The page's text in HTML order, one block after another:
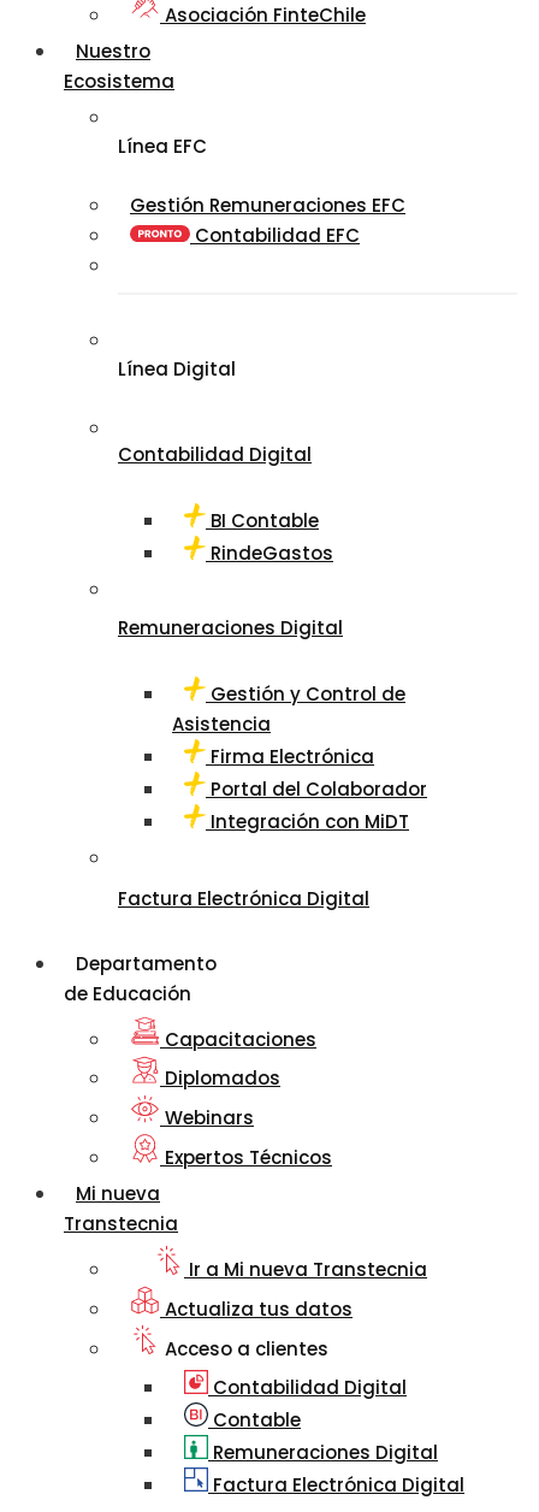
Asociación FinteChile
Nuestro
Ecosistema
Línea EFC
Gestión Remuneraciones EFC
Contabilidad EFC
Línea Digital
Contabilidad Digital
BI Contable
RindeGastos
Remuneraciones Digital
Gestión y Control de
Asistencia
Firma Electrónica
Portal del Colaborador
Integración con MiDT
Factura Electrónica Digital
Departamento
de Educación
Capacitaciones
Diplomados
Webinars
Expertos Técnicos
Mi nueva
Transtecnia
Ir a Mi nueva Transtecnia
Actualiza tus datos
Acceso a clientes
Contabilidad Digital
Contable
Remuneraciones Digital
Factura Electrónica Digital